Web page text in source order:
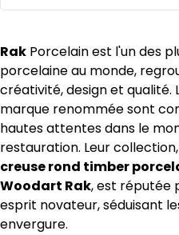
Rak Porcelain est l'un des
porcelaine au monde,
créativité, design et qualité.
marque renommée sont
hautes attentes dans le
restauration. Leur
creuse rond timber
Woodart Rak, est réputée
esprit novateur, séduisant
envergure.